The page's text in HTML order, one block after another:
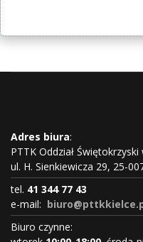
Adres biura:
PTTK Oddział Świętokrzyski
ul. H. Sienkiewicza 29, 25-
tel. 41 344 77 43
e-mail:
Biuro czynne: